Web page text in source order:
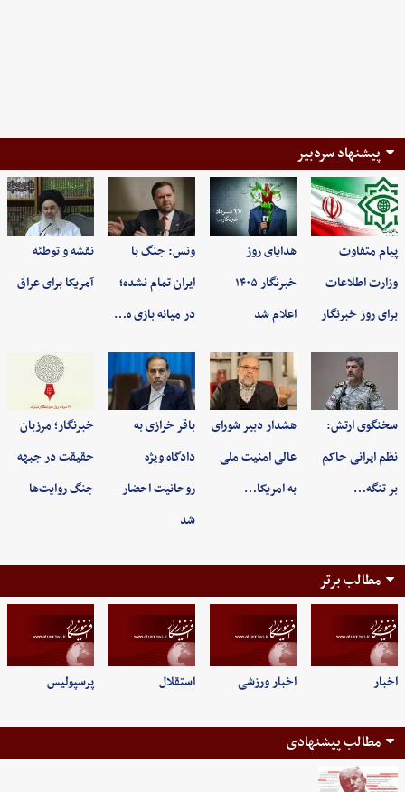
پیشنهاد سردبیر
پیام متفاوت
وزارت اطلاعات
برای روز خبرنگار
هدایای روز
خبرنگار ۱۴۰۵
اعلام شد
ونس: جنگ با
ایران تمام نشده؛
در میانه بازی ه…
نقشه و توطئه
آمریکا برای عراق
سخنگوی ارتش:
نظم ایرانی حاکم
بر تنگه…
هشدار دبیر شورای
عالی امنیت ملی
به امریکا…
باقر خرازی به
دادگاه ویژه
روحانیت احضار
شد
خبرنگار؛ مرزبان
حقیقت در جبهه
جنگ روایت‌ها
مطالب برتر
اخبار اخبار ورزشی استقلال پرسپولیس
مطالب پیشنهادی